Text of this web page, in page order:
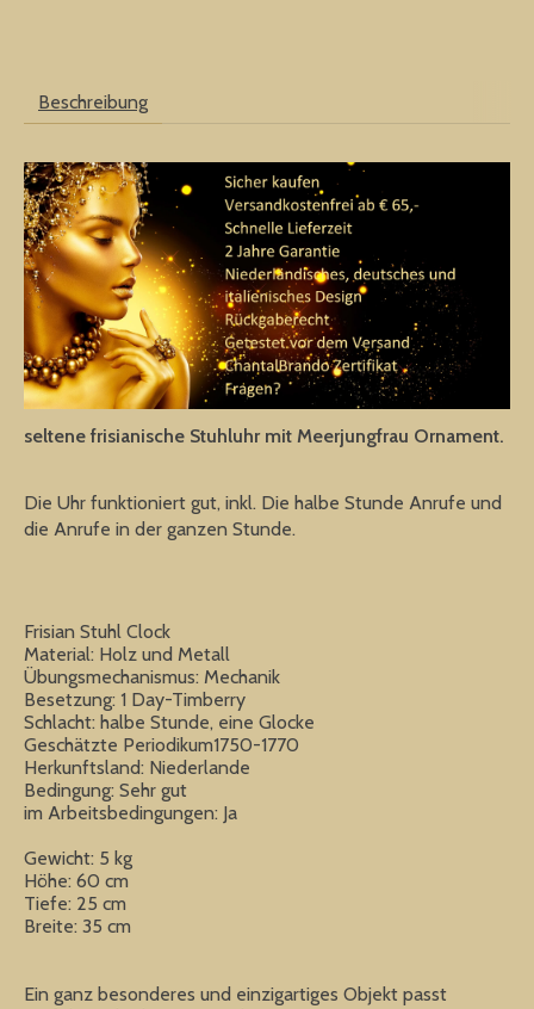
Beschreibung
seltene frisianische Stuhluhr mit Meerjungfrau Ornament.
Die Uhr funktioniert gut, inkl. Die halbe Stunde Anrufe und
die Anrufe in der ganzen Stunde.
Frisian Stuhl Clock
Material: Holz und Metall
Übungsmechanismus: Mechanik
Besetzung: 1 Day-Timberry
Schlacht: halbe Stunde, eine Glocke
Geschätzte Periodikum1750-1770
Herkunftsland: Niederlande
Bedingung: Sehr gut
im Arbeitsbedingungen: Ja
Gewicht: 5 kg
Höhe: 60 cm
Tiefe: 25 cm
Breite: 35 cm
Ein ganz besonderes und einzigartiges Objekt passt